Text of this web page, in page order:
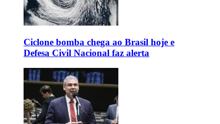
Ciclone bomba chega ao Brasil hoje e
Defesa Civil Nacional faz alerta